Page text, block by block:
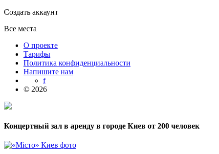
Создать аккаунт
Все места
О проекте
Тарифы
Политика конфиденциальности
Напишите нам
f
© 2026
Концертный зал в аренду в городе Киев от 200 человек